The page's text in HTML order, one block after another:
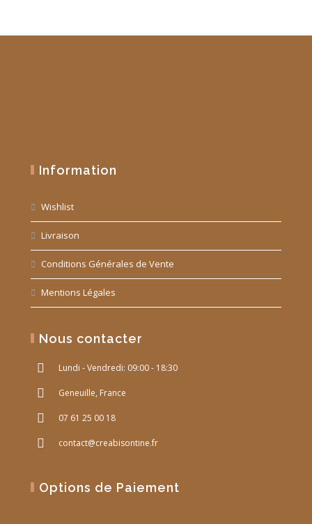
Information
Wishlist
Livraison
Conditions Générales de Vente
Mentions Légales
Nous contacter
Lundi - Vendredi: 09:00 - 18:30
Geneuille, France
07 61 25 00 18
contact@creabisontine.fr
Options de Paiement